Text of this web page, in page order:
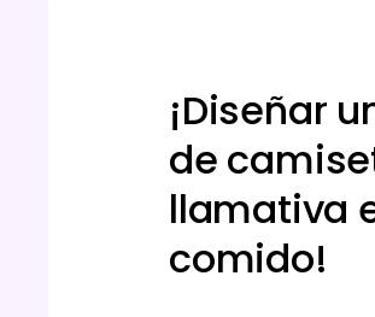
¡Diseñar
de
llamativa
comido!